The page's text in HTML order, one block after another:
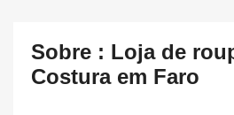
Sobre : Loja de
Costura em Faro